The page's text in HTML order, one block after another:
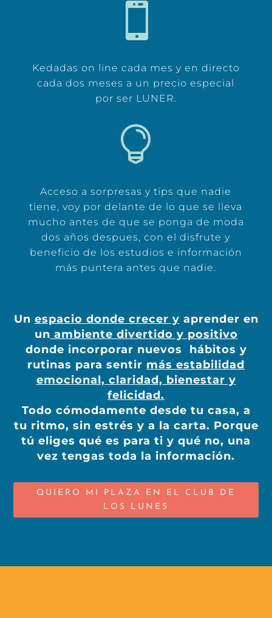

Kedadas on line cada mes y en directo
cada dos meses a un precio especial
por ser LUNER.

Acceso a sorpresas y tips que nadie
tiene, voy por delante de lo que se lleva
mucho antes de que se ponga de moda
dos años despues, con el disfrute y
beneficio de los estudios e información
más puntera antes que nadie.
Un espacio donde crecer y aprender en
un ambiente divertido y positivo
donde incorporar nuevos hábitos y
rutinas para sentir más estabilidad
emocional, claridad, bienestar y
felicidad.
Todo cómodamente desde tu casa, a
tu ritmo, sin estrés y a la carta. Porque
tú eliges qué es para ti y qué no, una
vez tengas toda la información.
QUIERO MI PLAZA EN EL CLUB DE
LOS LUNES